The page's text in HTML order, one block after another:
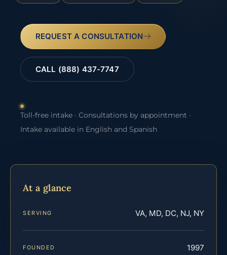
REQUEST A CONSULTATION
CALL (888) 437-7747
Toll-free intake · Consultations by appointment ·
Intake available in English and Spanish
At a glance
SERVING VA, MD, DC, NJ, NY
FOUNDED 1997